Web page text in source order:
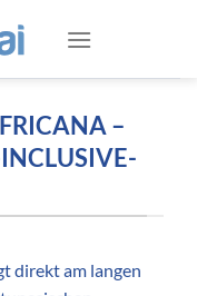
–
direkt am langen